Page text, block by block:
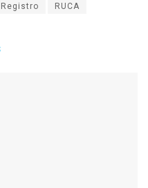
Registro RUCA